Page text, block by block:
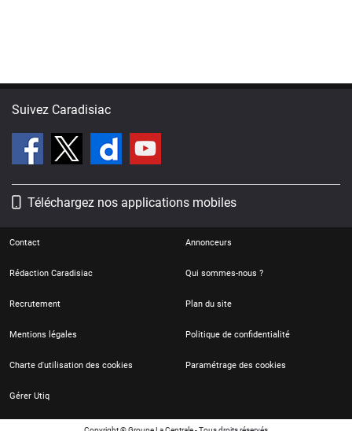
Suivez Caradisiac
Téléchargez nos applications mobiles
Contact Annonceurs
Rédaction Caradisiac Qui sommes-nous ?
Recrutement Plan du site
Mentions légales Politique de confidentialité
Charte d'utilisation des cookies Paramétrage des cookies
Gérer Utiq